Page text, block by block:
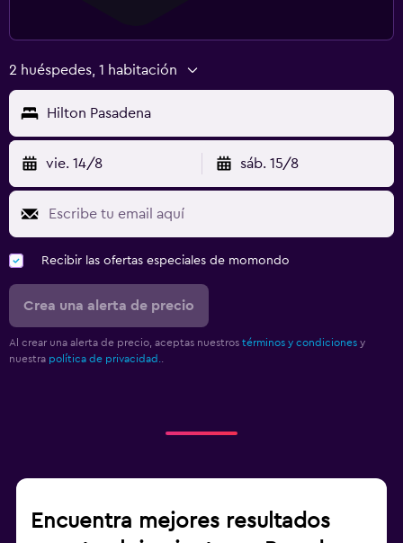
2 huéspedes, 1 habitación
Hilton Pasadena
vie. 14/8 sáb. 15/8
Recibir las ofertas especiales de momondo
Crea una alerta de precio
Al crear una alerta de precio, aceptas nuestros términos y condiciones y
nuestra política de privacidad.
Encuentra mejores resultados